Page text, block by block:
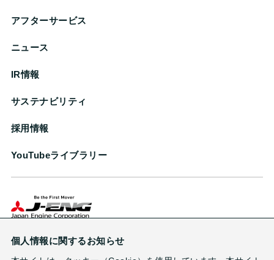
アフターサービス
ニュース
IR情報
サステナビリティ
採用情報
YouTubeライブラリー
個人情報に関するお知らせ